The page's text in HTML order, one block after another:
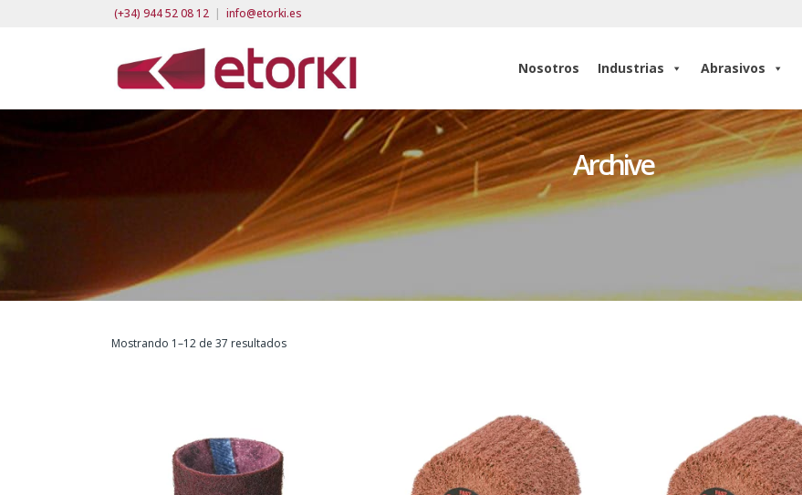
(+34) 944 52 08 12 | info@etorki.es
Nosotros Industrias Abrasivos
Archive
Mostrando 1–12 de 37 resultados